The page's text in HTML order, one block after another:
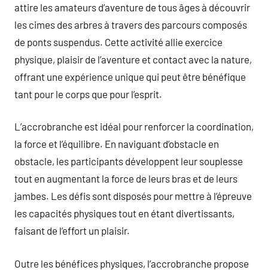
attire les amateurs d’aventure de tous âges à découvrir
les cimes des arbres à travers des parcours composés
de ponts suspendus. Cette activité allie exercice
physique, plaisir de l’aventure et contact avec la nature,
offrant une expérience unique qui peut être bénéfique
tant pour le corps que pour l’esprit.
L’accrobranche est idéal pour renforcer la coordination,
la force et l’équilibre. En naviguant d’obstacle en
obstacle, les participants développent leur souplesse
tout en augmentant la force de leurs bras et de leurs
jambes. Les défis sont disposés pour mettre à l’épreuve
les capacités physiques tout en étant divertissants,
faisant de l’effort un plaisir.
Outre les bénéfices physiques, l’accrobranche propose